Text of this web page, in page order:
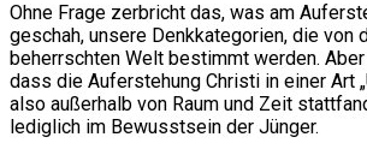
Ohne Frage zerbricht das, was am
geschah, unsere Denkkategorien, die von
beherrschten Welt bestimmt werden.
dass die Auferstehung Christi in einer Art
also außerhalb von Raum und Zeit
lediglich im Bewusstsein der Jünger.